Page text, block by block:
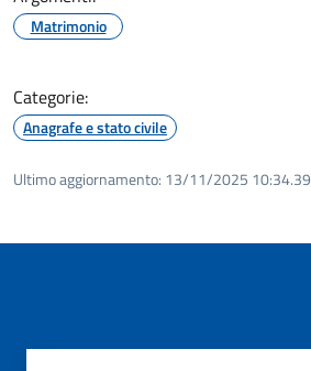
Matrimonio
Categorie:
Anagrafe e stato civile
Ultimo aggiornamento: 13/11/2025 10:34.39